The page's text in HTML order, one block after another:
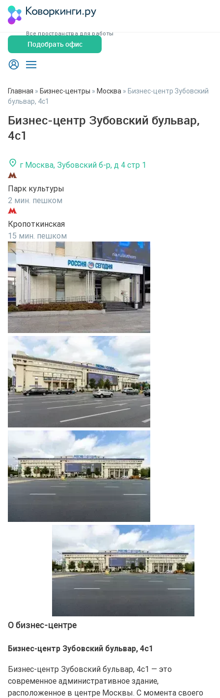
Все пространства для работы
Подобрать офис
Главная » Бизнес-центры » Москва » Бизнес-центр Зубовский
бульвар, 4с1
Бизнес-центр Зубовский бульвар,
4с1
г Москва, Зубовский б-р, д 4 стр 1
Парк культуры
2 мин. пешком
Кропоткинская
15 мин. пешком
О бизнес-центре
Бизнес-центр Зубовский бульвар, 4с1
Бизнес-центр Зубовский бульвар, 4с1 — это
современное административное здание,
расположенное в центре Москвы. С момента своего